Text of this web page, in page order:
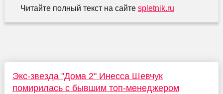
Читайте полный текст на сайте spletnik.ru
Экс-звезда "Дома 2" Инесса Шевчук
помирилась с бывшим топ-менеджером